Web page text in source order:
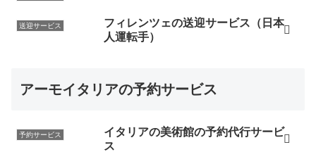
送迎サービス
フィレンツェの送迎サービス（日本
人運転手）
アーモイタリアの予約サービス
予約サービス
イタリアの美術館の予約代行サービ
ス